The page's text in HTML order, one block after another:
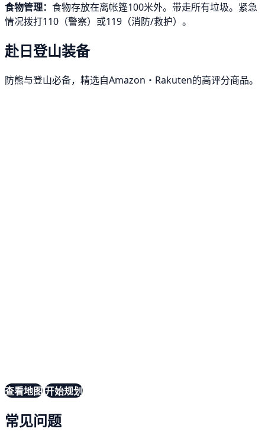
食物管理： 食物存放在离帐篷100米外。带走所有垃圾。紧急
情况拨打110（警察）或119（消防/救护）。
赴日登山装备
防熊与登山必备，精选自Amazon・Rakuten的高评分商品。
查看地图开始规划
常见问题